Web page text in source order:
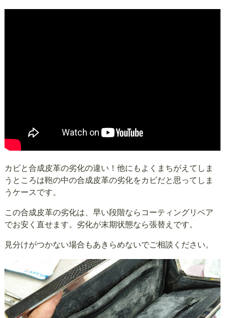
カビと合成皮革の劣化の違い！他にもよくまちがえてしま
うところは鞄の中の合成皮革の劣化をカビだと思ってしま
うケースです。
この合成皮革の劣化は、早い段階ならコーティングリペア
でお安く直せます。劣化が末期状態なら張替えです。
見分けがつかない場合もあきらめないでご相談ください。